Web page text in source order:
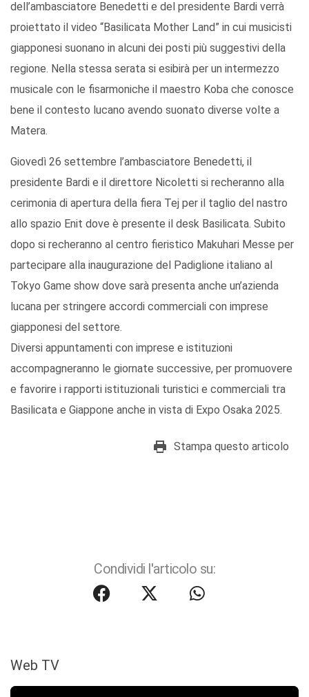
dell’ambasciatore Benedetti e del presidente Bardi verrà
proiettato il video “Basilicata Mother Land” in cui musicisti
giapponesi suonano in alcuni dei posti più suggestivi della
regione. Nella stessa serata si esibirà per un intermezzo
musicale con le fisarmoniche il maestro Koba che conosce
bene il contesto lucano avendo suonato diverse volte a
Matera.
Giovedì 26 settembre l’ambasciatore Benedetti, il
presidente Bardi e il direttore Nicoletti si recheranno alla
cerimonia di apertura della fiera Tej per il taglio del nastro
allo spazio Enit dove è presente il desk Basilicata. Subito
dopo si recheranno al centro fieristico Makuhari Messe per
partecipare alla inaugurazione del Padiglione italiano al
Tokyo Game show dove sarà presenta anche un’azienda
lucana per stringere accordi commerciali con imprese
giapponesi del settore.
Diversi appuntamenti con imprese e istituzioni
accompagneranno le giornate successive, per promuovere
e favorire i rapporti istituzionali turistici e commerciali tra
Basilicata e Giappone anche in vista di Expo Osaka 2025.
Stampa questo articolo
Condividi l'articolo su:
Web TV